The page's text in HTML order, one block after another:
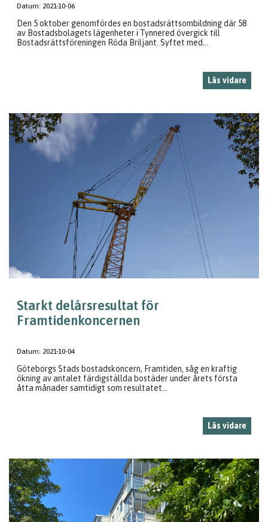
Datum: 2021-10-06
Den 5 oktober genomfördes en bostadsrättsombildning där 58
av Bostadsbolagets lägenheter i Tynnered övergick till
Bostadsrättsföreningen Röda Briljant. Syftet med...
Läs vidare
Starkt delårsresultat för
Framtidenkoncernen
Datum: 2021-10-04
Göteborgs Stads bostadskoncern, Framtiden, såg en kraftig
ökning av antalet färdigställda bostäder under årets första
åtta månader samtidigt som resultatet...
Läs vidare